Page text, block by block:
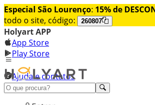
Especial São Lourenço: 15% de
todo o site, código:
260807
Holyart APP
App Store
Play Store
Ajuda e contatos
Conheça premium